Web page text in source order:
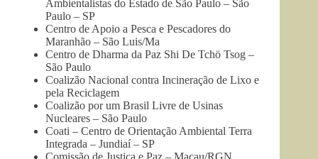
Ambientalistas do Estado de São Paulo – São
Paulo – SP
Centro de Apoio a Pesca e Pescadores do
Maranhão – São Luis/Ma
Centro de Dharma da Paz Shi De Tchö Tsog –
São Paulo
Coalizão Nacional contra Incineração de Lixo e
pela Reciclagem
Coalizão por um Brasil Livre de Usinas
Nucleares – São Paulo
Coati – Centro de Orientação Ambiental Terra
Integrada – Jundiaí – SP
Comissão de Justiça e Paz – Macau/RGN